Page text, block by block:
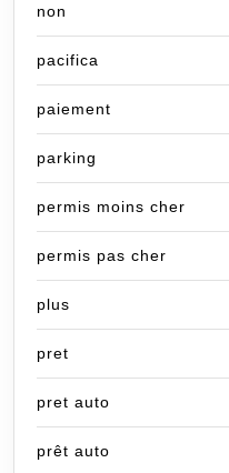
non
pacifica
paiement
parking
permis moins cher
permis pas cher
plus
pret
pret auto
prêt auto